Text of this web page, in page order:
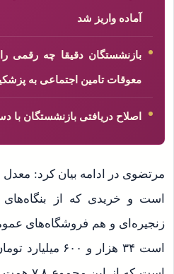
آماده واریز شد
بازنشستگان دقیقا چه رقمی
معوقات تامین اجتماعی به
اصلاح دریافتی بازنشستگان با
مرتضوی در ادامه بیان کرد:
است و خریدی که از
زنجیره‌ای و هم فروشگاه‌های